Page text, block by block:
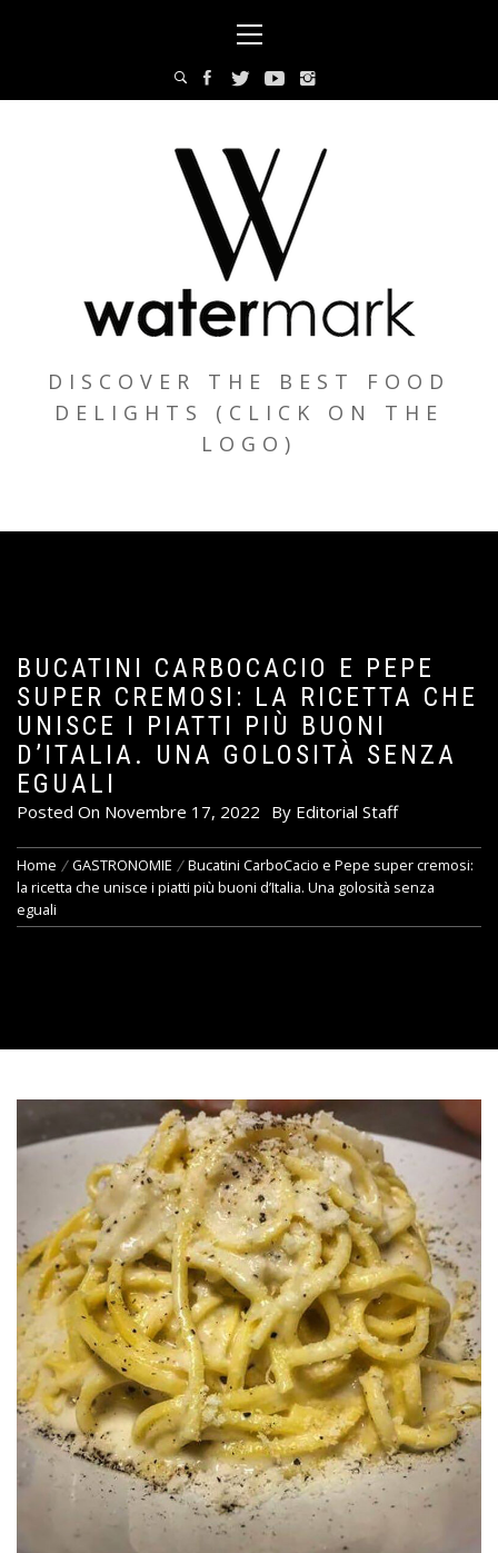
Menu
DISCOVER THE BEST FOOD
DELIGHTS (CLICK ON THE
LOGO)
BUCATINI CARBOCACIO E PEPE
SUPER CREMOSI: LA RICETTA CHE
UNISCE I PIATTI PIÙ BUONI
D’ITALIA. UNA GOLOSITÀ SENZA
EGUALI
Posted On Novembre 17, 2022 By Editorial Staff
Home GASTRONOMIE
Bucatini CarboCacio e Pepe super cremosi:
la ricetta che unisce i piatti più buoni d’Italia. Una golosità senza
eguali